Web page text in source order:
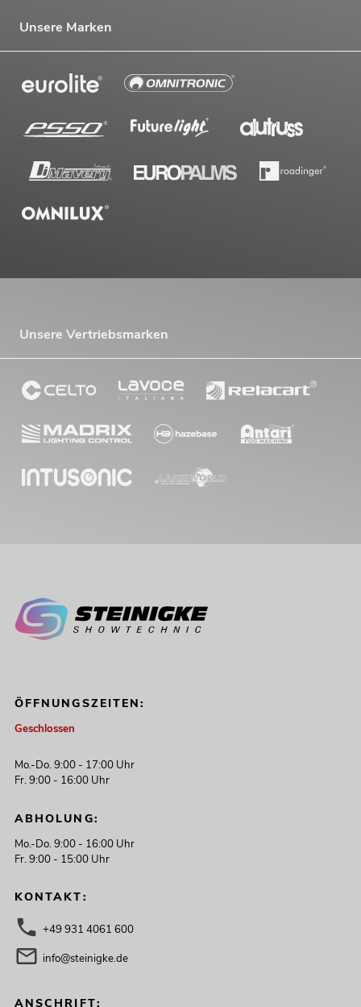
Unsere Marken
Unsere Vertriebsmarken
ÖFFNUNGSZEITEN:
Geschlossen
Mo.-Do. 9:00 - 17:00 Uhr
Fr. 9:00 - 16:00 Uhr
ABHOLUNG:
Mo.-Do. 9:00 - 16:00 Uhr
Fr. 9:00 - 15:00 Uhr
KONTAKT:
+49 931 4061 600
info@steinigke.de
ANSCHRIFT: